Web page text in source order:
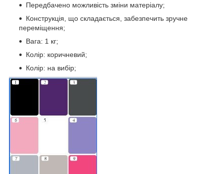
Передбачено можливість зміни матеріалу;
Конструкція, що складається, забезпечить зручне
переміщення;
Вага: 1 кг;
Колір: коричневий;
Колір: на вибір;